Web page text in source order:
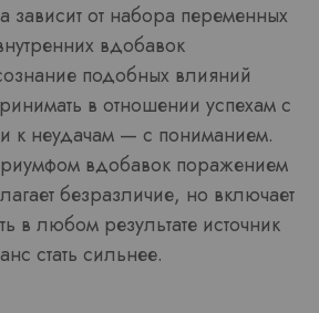
зависит от набора переменных
вдобавок
подобных влияний
в отношении успехам с
к неудачам — с пониманием.
вдобавок поражением
безразличие, но включает
в любом результате источник
стать сильнее.